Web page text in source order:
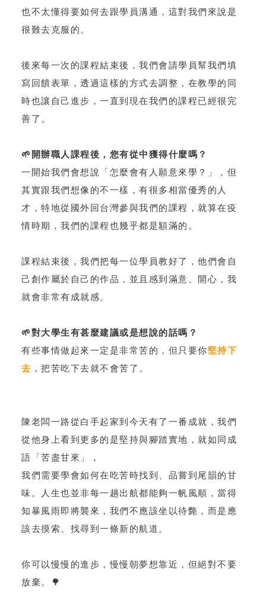
也不太懂得要如何去跟學員溝通，這對我們來說是
很難去克服的。
後來每一次的課程結束後，我們會請學員幫我們填
寫回饋表單，透過這樣的方式去調整，在教學的同
時也讓自己進步，一直到現在我們的課程已經很完
善了。
🌱開辦職人課程後，您有從中獲得什麼嗎？
一開始我們會想說「怎麼會有人願意來學？」，但
其實跟我們想像的不一樣，有很多相當優秀的人
才，特地從國外回台灣參與我們的課程，就算在疫
情時期，我們的課程也幾乎都是額滿的。
課程結束後，我們把每一位學員教好了，他們會自
己創作屬於自己的作品，並且感到滿意、開心，我
就會非常有成就感。
🌱對大學生有甚麼建議或是想說的話嗎？
有些事情做起來一定是非常苦的，但只要你堅持下
去 ，把苦吃下去就不會苦了。
陳老闆一路從白手起家到今天有了一番成就，我們
從他身上看到更多的是堅持與腳踏實地，就如同成
語「苦盡甘來」，
我們需要學會如何在吃苦時找到、品嘗到尾韻的甘
味。人生也並非每一趟出航都能夠一帆風順，當得
知暴風雨即將襲來，我們不應該坐以待斃，而是應
該去摸索、找尋到一條新的航道。
你可以慢慢的進步，慢慢朝夢想靠近，但絕對不要
放棄。🌳